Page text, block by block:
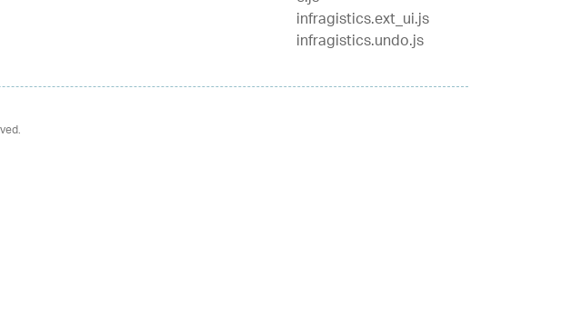
infragistics.ext_ui.js
infragistics.undo.js